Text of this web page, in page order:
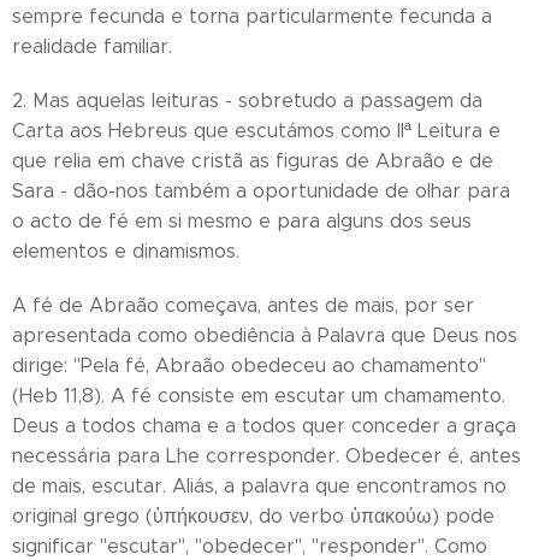
sempre fecunda e torna particularmente fecunda a
realidade familiar.
2. Mas aquelas leituras - sobretudo a passagem da
Carta aos Hebreus que escutámos como IIª Leitura e
que relia em chave cristã as figuras de Abraão e de
Sara - dão-nos também a oportunidade de olhar para
o acto de fé em si mesmo e para alguns dos seus
elementos e dinamismos.
A fé de Abraão começava, antes de mais, por ser
apresentada como obediência à Palavra que Deus nos
dirige: "Pela fé, Abraão obedeceu ao chamamento"
(Heb 11,8). A fé consiste em escutar um chamamento.
Deus a todos chama e a todos quer conceder a graça
necessária para Lhe corresponder. Obedecer é, antes
de mais, escutar. Aliás, a palavra que encontramos no
original grego (ὑπήκουσεν, do verbo ὑπακούω) pode
significar "escutar", "obedecer", "responder". Como